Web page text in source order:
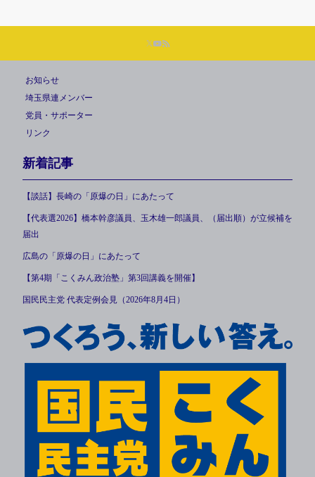
お知らせ
埼玉県連メンバー
党員・サポーター
リンク
新着記事
【談話】長崎の「原爆の日」にあたって
【代表選2026】橋本幹彦議員、玉木雄一郎議員、（届出順）が立候補を
届出
広島の「原爆の日」にあたって
【第4期「こくみん政治塾」第3回講義を開催】
国民民主党 代表定例会見（2026年8月4日）